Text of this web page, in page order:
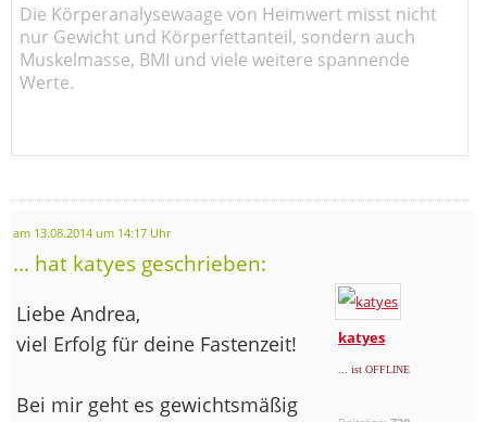
Die Körperanalysewaage von Heimwert misst nicht
nur Gewicht und Körperfettanteil, sondern auch
Muskelmasse, BMI und viele weitere spannende
Werte.
am 13.08.2014 um 14:17 Uhr
... hat katyes geschrieben:
katyes
... ist OFFLINE
Liebe Andrea,
viel Erfolg für deine Fastenzeit!
Bei mir geht es gewichtsmäßig